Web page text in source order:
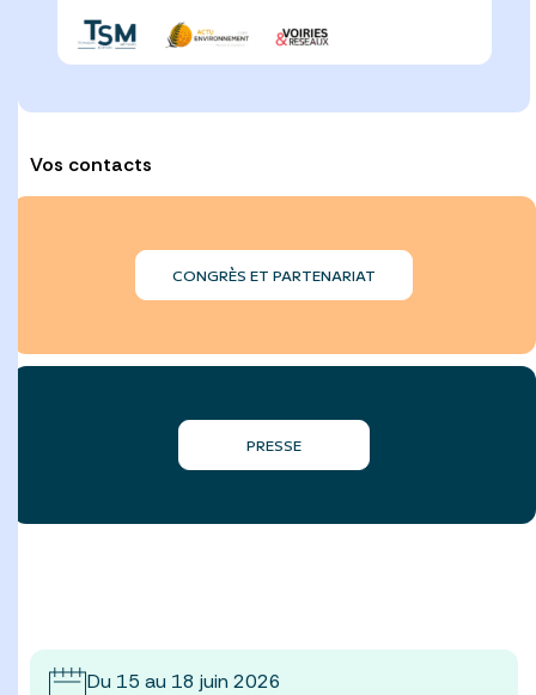
Vos contacts
CONGRÈS ET PARTENARIAT
PRESSE
Du 15 au 18 juin 2026